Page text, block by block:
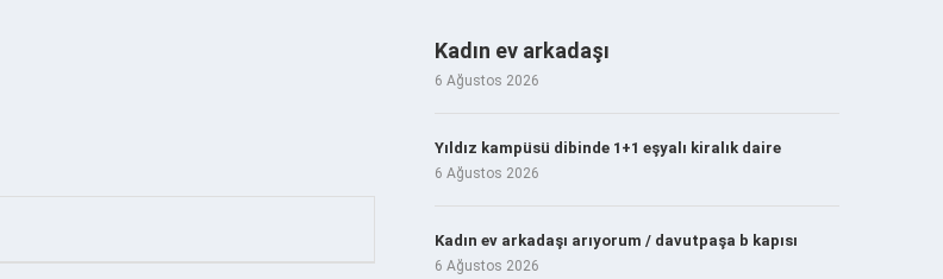
Kadın ev arkadaşı
6 Ağustos 2026
Yıldız kampüsü dibinde 1+1 eşyalı kiralık daire
6 Ağustos 2026
Kadın ev arkadaşı arıyorum / davutpaşa b kapısı
6 Ağustos 2026